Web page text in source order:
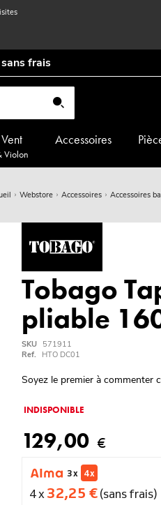
frais
Vent
Violon
Accessoires
Webstore Accessoires Accessoires
Tobago
pliable
SKU 571911
Ref.
HTO DC01
Soyez le premier à commenter
INDISPONIBLE
129,00 €
3 x 4 x
4 x 32,25 €(sans frais)